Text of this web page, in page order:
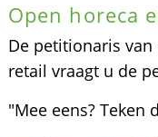
Open horeca
De petitionaris
retail vraagt u de
"Mee eens? Teken